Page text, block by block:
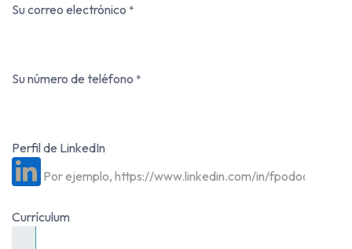
Su correo electrónico *
Su número de teléfono *
Perfil de LinkedIn
Currículum